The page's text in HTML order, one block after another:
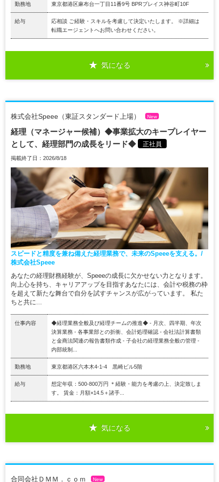
勤務地 東京都港区麻布台一丁目11番9号 BPRプレイス神谷町10F
給与
応相談 ご経験・スキルを考慮して決定いたします。 ※詳細は
転職エージェントへお問い合わせください。
気になる
株式会社Speee（東証スタンダード上場） New
経理（マネージャー候補）◆事業拡大のキープレイヤー
として、経理部門の成長をリード◆
正社員
掲載終了日：2026/8/18
スピードと精度を兼ね備えた経理業務で、未来のSpeeeを支える。/
株式会社Speee
あなたの経理財務経験が、Speeeの成長に欠かせない力となります。
向上心を持ち、キャリアアップを目指すあなたには、会計や税務の枠
を超えて新たな舞台で自分を試すチャンスが広がっています。 私た
ちと共に...
仕事内容
◆経理業務全般及び経理チームの推進◆ - 月次、四半期、年次
決算業務 - 各事業部との折衝、会計処理確認 - 会社法計算書類
と金商法関連の報告書類作成 - 子会社の経理業務全般の管理 -
内部統制...
勤務地 東京都港区六本木4-1-4 黒崎ビル5階
給与
想定年収：500-800万円 ＊経験・能力を考慮の上、決定致しま
す。 賃金：月額×14.5＋諸手...
気になる
合同会社ＤＭＭ．ｃｏｍ New